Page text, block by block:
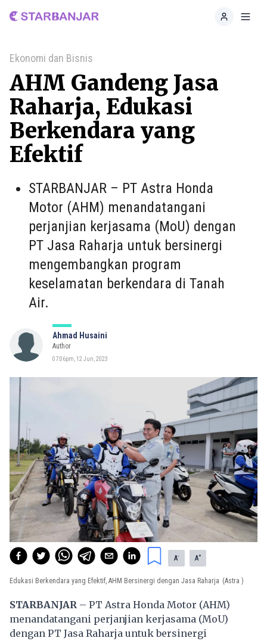
Home
Ekonomi dan Bisnis
AHM Gandeng Jasa
Raharja, Edukasi
Berkendara yang
Efektif
STARBANJAR – PT Astra Honda
Motor (AHM) menandatangani
perjanjian kerjasama (MoU) dengan
PT Jasa Raharja untuk bersinergi
mengembangkan program
keselamatan berkendara di Tanah
Air.
Ahmad Husaini
Author
07:06pm, 12 Jun, 2023
A- A+
Edukasi Berkendara yang Efektif, AHM Bersinergi dengan Jasa Raharja (Astra )
STARBANJAR – PT Astra Honda Motor (AHM)
menandatangani perjanjian kerjasama (MoU)
dengan PT Jasa Raharja untuk bersinergi